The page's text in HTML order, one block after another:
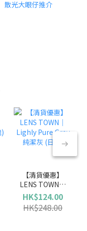
【清貨優惠】
LENS TOWN｜
Lighly Pure
Gray 純潔灰 (日
拋)
HK$124.00
HK$248.00